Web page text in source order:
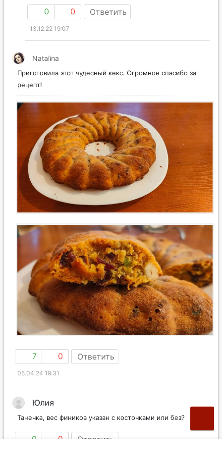
0 0 Ответить
13.12.22 19:07
Natalina
Приготовила этот чудесный кекс. Огромное спасибо за
рецепт!
7 0 Ответить
05.04.24 19:31
Юлия
Танечка, вес фиников указан с косточками или без?
0 0 Ответить